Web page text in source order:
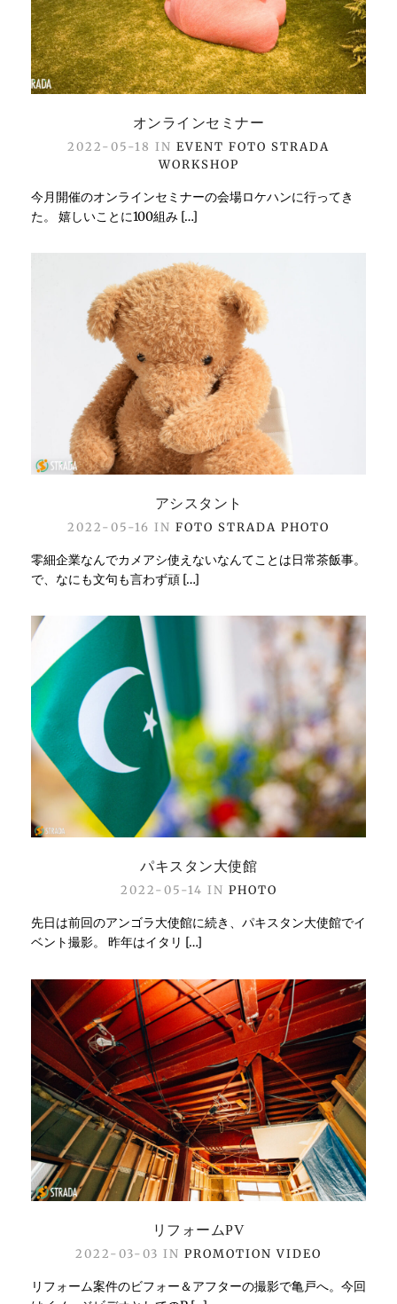
オンラインセミナー
2022-05-18 IN EVENT FOTO STRADA
WORKSHOP
今月開催のオンラインセミナーの会場ロケハンに行ってき
た。 嬉しいことに100組み […]
アシスタント
2022-05-16 IN FOTO STRADA PHOTO
零細企業なんでカメアシ使えないなんてことは日常茶飯事。
で、なにも文句も言わず頑 […]
パキスタン大使館
2022-05-14 IN PHOTO
先日は前回のアンゴラ大使館に続き、パキスタン大使館でイ
ベント撮影。 昨年はイタリ […]
リフォームPV
2022-03-03 IN PROMOTION VIDEO
リフォーム案件のビフォー＆アフターの撮影で亀戸へ。今回